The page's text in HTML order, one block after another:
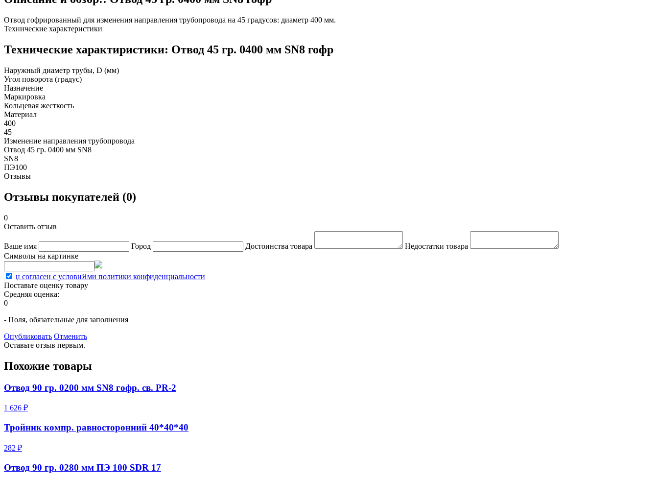
Отвод гофрированный для изменения направления трубопровода на 45 градусов: диаметр 400 мм.
Технические характеристики
Технические характиристики: Отвод 45 гр. 0400 мм SN8 гофр
Наружный диаметр трубы, D (мм)
Угол поворота (градус)
Назначение
Маркировка
Кольцевая жесткость
Материал
400
45
Изменение направления трубопровода
Отвод 45 гр. 0400 мм SN8
SN8
ПЭ100
Отзывы
Отзывы покупателей (0)
0
Оставить отзыв
Ваше имя Город Достоинства товара
Недостатки товара
Символы на картинке
џ согласен с условиЯми политики конфиденциальности
Поставьте оценку товару
Средняя оценка:
0
- Поля, обязательные для заполнения
Опубликовать Отменить
Оставьте отзыв первым.
Похожие товары
Отвод 90 гр. 0200 мм SN8 гофр. св. PR-2
1 626 ₽
Тройник компр. равносторонний 40*40*40
282 ₽
Отвод 90 гр. 0280 мм ПЭ 100 SDR 17